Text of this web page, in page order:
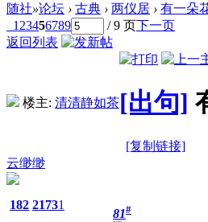
随社»论坛 › 古典 › 两仪居 › 有一朵
1 23456789 / 9 页下一页
返回列表
楼主: 清清静如茶[出句]
[复制链接]
云缈缈
182 21731
81#